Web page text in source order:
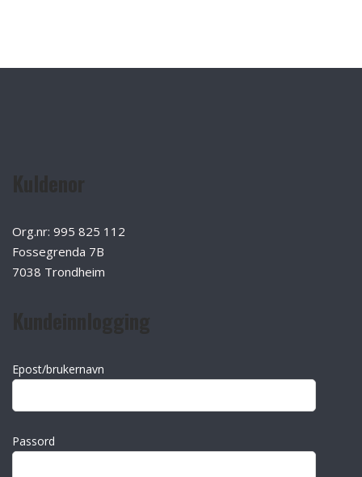
Org.nr: 995 825 112
Fossegrenda 7B
7038 Trondheim
Epost/brukernavn
Passord